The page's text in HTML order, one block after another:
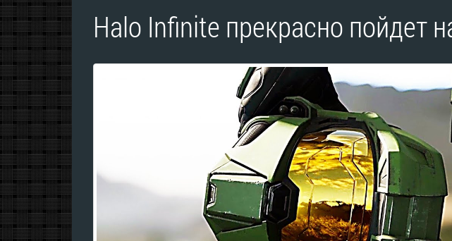
Halo Infinite прекрасно пойдет